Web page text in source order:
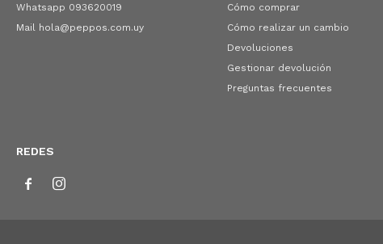
Whatsapp 093620019
Mail hola@peppos.com.uy
Cómo comprar
Cómo realizar un cambio
Devoluciones
Gestionar devolución
Preguntas frecuentes
REDES
 